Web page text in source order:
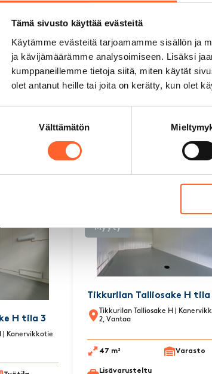
Tämä sivusto käyttää evästeitä
Käytämme evästeitä tarjoamamme sisällön ja
ja kävijämäärämme analysoimiseen. Lisäksi
kumppaneillemme tietoja siitä, miten käytät
olet antanut heille tai joita on kerätty, kun olet
Välttämätön
H tila 3
| Kanervikkotie
Myyty
Tikkurilan Talliosake H tila
Tikkurilan Talliosake H
|
2, Vantaa
47 m² Varasto
Lisävarusteltu